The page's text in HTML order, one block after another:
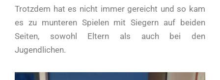
Trotzdem hat es nicht immer gereicht und so kam
es zu munteren Spielen mit Siegern auf beiden
Seiten, sowohl Eltern als auch bei den
Jugendlichen.